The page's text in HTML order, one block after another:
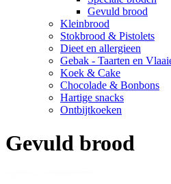
Gevuld brood
Kleinbrood
Stokbrood & Pistolets
Dieet en allergieen
Gebak - Taarten en
Koek & Cake
Chocolade & Bonbons
Hartige snacks
Ontbijtkoeken
Gevuld brood